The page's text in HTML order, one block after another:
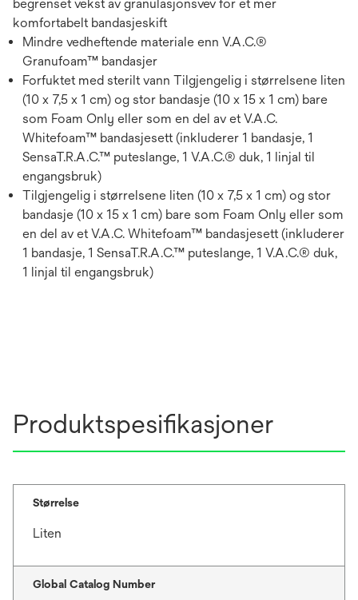
begrenset vekst av granulasjonsvev for et mer
komfortabelt bandasjeskift
Mindre vedheftende materiale enn V.A.C.®
Granufoam™ bandasjer
Forfuktet med sterilt vann Tilgjengelig i størrelsene liten
(10 x 7,5 x 1 cm) og stor bandasje (10 x 15 x 1 cm) bare
som Foam Only eller som en del av et V.A.C.
Whitefoam™ bandasjesett (inkluderer 1 bandasje, 1
SensaT.R.A.C.™ puteslange, 1 V.A.C.® duk, 1 linjal til
engangsbruk)
Tilgjengelig i størrelsene liten (10 x 7,5 x 1 cm) og stor
bandasje (10 x 15 x 1 cm) bare som Foam Only eller som
en del av et V.A.C. Whitefoam™ bandasjesett (inkluderer
1 bandasje, 1 SensaT.R.A.C.™ puteslange, 1 V.A.C.® duk,
1 linjal til engangsbruk)
Produktspesifikasjoner
Størrelse
Liten
Global Catalog Number